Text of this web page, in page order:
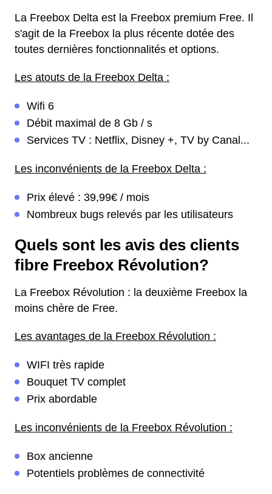
La Freebox Delta est la Freebox premium Free. Il
s'agit de la Freebox la plus récente dotée des
toutes dernières fonctionnalités et options.
Les atouts de la Freebox Delta :
Wifi 6
Débit maximal de 8 Gb / s
Services TV : Netflix, Disney +, TV by Canal...
Les inconvénients de la Freebox Delta :
Prix élevé : 39,99€ / mois
Nombreux bugs relevés par les utilisateurs
Quels sont les avis des clients
fibre Freebox Révolution?
La Freebox Révolution : la deuxième Freebox la
moins chère de Free.
Les avantages de la Freebox Révolution :
WIFI très rapide
Bouquet TV complet
Prix abordable
Les inconvénients de la Freebox Révolution :
Box ancienne
Potentiels problèmes de connectivité